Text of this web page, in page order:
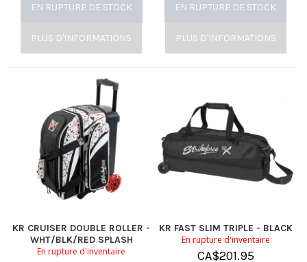
EN RUPTURE DE STOCK
PLUS D'INFORMATIONS
EN RUPTURE DE STOCK
PLUS D'INFORMATIONS
KR CRUISER DOUBLE ROLLER -
WHT/BLK/RED SPLASH
En rupture d'inventaire
KR FAST SLIM TRIPLE - BLACK
En rupture d'inventaire
CA$201.95